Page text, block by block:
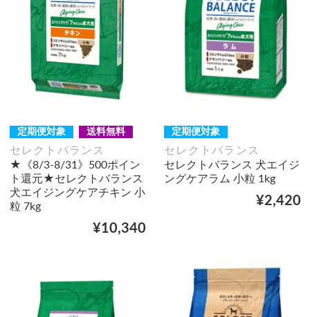
定期便対象 送料無料
セレクトバランス
★《8/3-8/31》500ポイン
ト還元★セレクトバランス
犬エイジングケアチキン 小
粒 7kg
¥10,340
定期便対象
セレクトバランス
セレクトバランス 犬エイジ
ングケアラム 小粒 1kg
¥2,420